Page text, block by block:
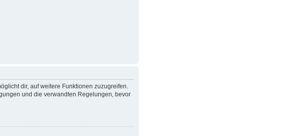
dir, auf weitere Funktionen zuzugreifen.
und die verwandten Regelungen, bevor